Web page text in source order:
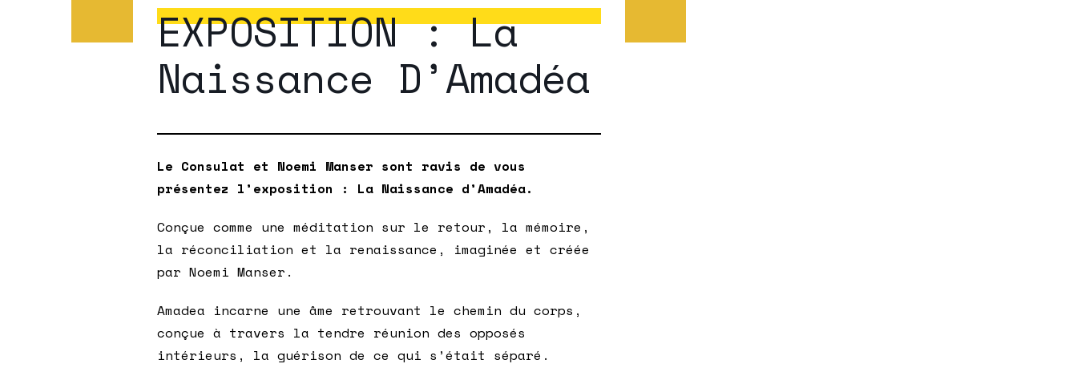
EXPOSITION : La
Naissance D’Amadéa
Le Consulat et Noemi Manser sont ravis de vous
présentez l’exposition : La Naissance d’Amadéa.
Conçue comme une méditation sur le retour, la mémoire,
la réconciliation et la renaissance, imaginée et créée
par Noemi Manser.
Amadea incarne une âme retrouvant le chemin du corps,
conçue à travers la tendre réunion des opposés
intérieurs, la guérison de ce qui s’était séparé.